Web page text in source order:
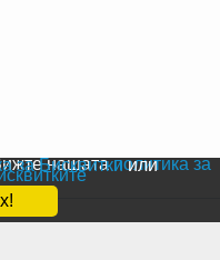
нашата
за Бисквиткиили